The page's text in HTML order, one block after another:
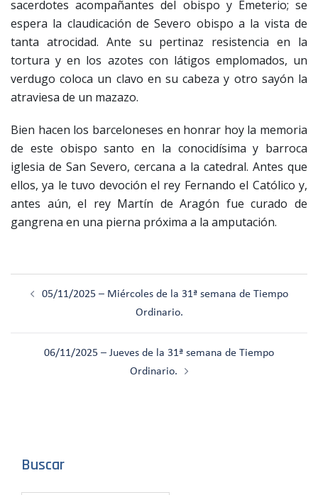
sacerdotes acompañantes del obispo y Emeterio; se
espera la claudicación de Severo obispo a la vista de
tanta atrocidad. Ante su pertinaz resistencia en la
tortura y en los azotes con látigos emplomados, un
verdugo coloca un clavo en su cabeza y otro sayón la
atraviesa de un mazazo.
Bien hacen los barceloneses en honrar hoy la memoria
de este obispo santo en la conocidísima y barroca
iglesia de San Severo, cercana a la catedral. Antes que
ellos, ya le tuvo devoción el rey Fernando el Católico y,
antes aún, el rey Martín de Aragón fue curado de
gangrena en una pierna próxima a la amputación.
05/11/2025 – Miércoles de la 31ª semana de Tiempo
Ordinario.
06/11/2025 – Jueves de la 31ª semana de Tiempo
Ordinario.
Buscar